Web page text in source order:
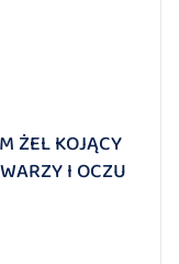
ŻEL KOJĄCY
I OCZU